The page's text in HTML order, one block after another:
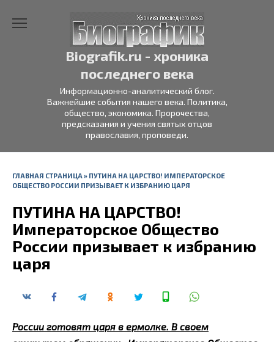
Biografik.ru - хроника
последнего века
Информационно-аналитический блог.
Важнейшие события нашего века. Политика,
общество, экономика. Пророчества,
предсказания и учения святых отцов
православия, проповеди.
ГЛАВНАЯ СТРАНИЦА» ПУТИНА НА ЦАРСТВО! ИМПЕРАТОРСКОЕ
ОБЩЕСТВО РОССИИ ПРИЗЫВАЕТ К ИЗБРАНИЮ ЦАРЯ
ПУТИНА НА ЦАРСТВО!
Императорское Общество
России призывает к избранию
царя
России готовят царя в ермолке. В своем